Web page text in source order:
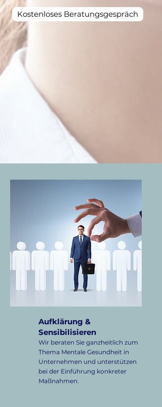
Kostenloses Beratungsgespräch
Aufklärung &
Sensibilisieren
Wir beraten Sie ganzheitlich zum
Thema Mentale Gesundheit in
Unternehmen und unterstützen
bei der Einführung konkreter
Maßnahmen.